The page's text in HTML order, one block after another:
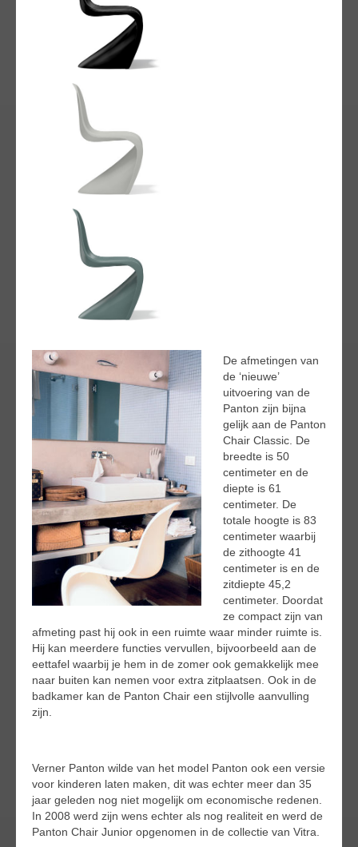
De afmetingen van
de ‘nieuwe’
uitvoering van de
Panton zijn bijna
gelijk aan de Panton
Chair Classic. De
breedte is 50
centimeter en de
diepte is 61
centimeter. De
totale hoogte is 83
centimeter waarbij
de zithoogte 41
centimeter is en de
zitdiepte 45,2
centimeter. Doordat
ze compact zijn van
afmeting past hij ook in een ruimte waar minder ruimte is.
Hij kan meerdere functies vervullen, bijvoorbeeld aan de
eettafel waarbij je hem in de zomer ook gemakkelijk mee
naar buiten kan nemen voor extra zitplaatsen. Ook in de
badkamer kan de Panton Chair een stijlvolle aanvulling
zijn.
Verner Panton wilde van het model Panton ook een versie
voor kinderen laten maken, dit was echter meer dan 35
jaar geleden nog niet mogelijk om economische redenen.
In 2008 werd zijn wens echter als nog realiteit en werd de
Panton Chair Junior opgenomen in de collectie van Vitra.